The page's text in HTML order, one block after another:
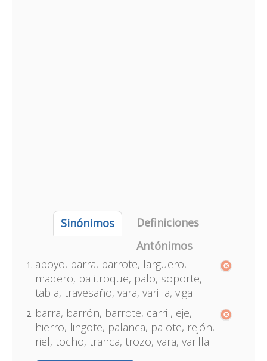
Sinónimos
Definiciones
Antónimos
apoyo, barra, barrote, larguero,
madero, palitroque, palo, soporte,
tabla, travesaño, vara, varilla, viga
barra, barrón, barrote, carril, eje,
hierro, lingote, palanca, palote, rejón,
riel, tocho, tranca, trozo, vara, varilla